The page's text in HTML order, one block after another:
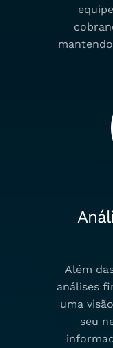
Além
análises
uma
seu